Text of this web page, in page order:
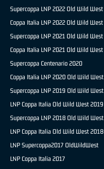
Supercoppa LNP 2022 Old Wild West
Coppa Italia LNP 2022 Old Wild West
Supercoppa LNP 2021 Old Wild West
Coppa Italia LNP 2021 Old Wild West
Supercoppa Centenario 2020
Coppa Italia LNP 2020 Old Wild West
Supercoppa LNP 2019 Old Wild West
LNP Coppa Italia Old Wild West 2019
Supercoppa LNP 2018 Old Wild West
LNP Coppa Italia Old Wild West 2018
LNP Supercoppa2017 OldWildWest
LNP Coppa Italia 2017